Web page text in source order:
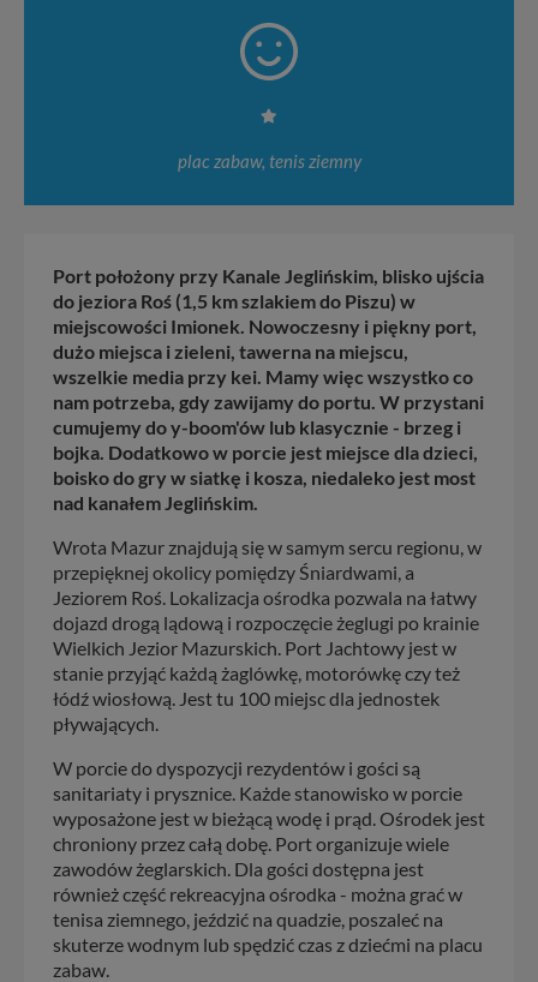
plac zabaw, tenis ziemny
Port położony przy Kanale Jeglińskim, blisko ujścia
do jeziora Roś (1,5 km szlakiem do Piszu) w
miejscowości Imionek. Nowoczesny i piękny port,
dużo miejsca i zieleni, tawerna na miejscu,
wszelkie media przy kei. Mamy więc wszystko co
nam potrzeba, gdy zawijamy do portu. W przystani
cumujemy do y-boom'ów lub klasycznie - brzeg i
bojka. Dodatkowo w porcie jest miejsce dla dzieci,
boisko do gry w siatkę i kosza, niedaleko jest most
nad kanałem Jeglińskim.
Wrota Mazur znajdują się w samym sercu regionu, w
przepięknej okolicy pomiędzy Śniardwami, a
Jeziorem Roś. Lokalizacja ośrodka pozwala na łatwy
dojazd drogą lądową i rozpoczęcie żeglugi po krainie
Wielkich Jezior Mazurskich. Port Jachtowy jest w
stanie przyjąć każdą żaglówkę, motorówkę czy też
łódź wiosłową. Jest tu 100 miejsc dla jednostek
pływających.
W porcie do dyspozycji rezydentów i gości są
sanitariaty i prysznice. Każde stanowisko w porcie
wyposażone jest w bieżącą wodę i prąd. Ośrodek jest
chroniony przez całą dobę. Port organizuje wiele
zawodów żeglarskich. Dla gości dostępna jest
również część rekreacyjna ośrodka - można grać w
tenisa ziemnego, jeździć na quadzie, poszaleć na
skuterze wodnym lub spędzić czas z dziećmi na placu
zabaw.